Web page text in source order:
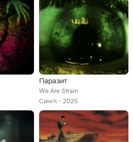
Паразит
We Are Strain
Сингл
2025